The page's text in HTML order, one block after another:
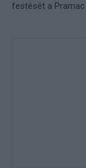
festését a Pramac